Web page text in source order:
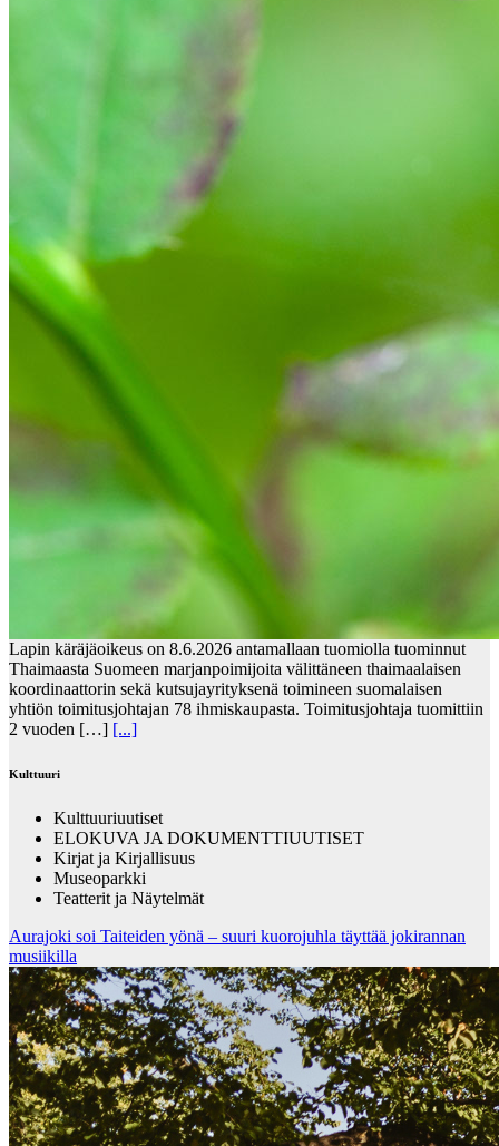
Lapin käräjäoikeus on 8.6.2026 antamallaan tuomiolla tuominnut
Thaimaasta Suomeen marjanpoimijoita välittäneen thaimaalaisen
koordinaattorin sekä kutsujayrityksenä toimineen suomalaisen
yhtiön toimitusjohtajan 78 ihmiskaupasta. Toimitusjohtaja tuomittiin
2 vuoden […] [...]
Kulttuuri
Kulttuuriuutiset
ELOKUVA JA DOKUMENTTIUUTISET
Kirjat ja Kirjallisuus
Museoparkki
Teatterit ja Näytelmät
Aurajoki soi Taiteiden yönä – suuri kuorojuhla täyttää jokirannan
musiikilla